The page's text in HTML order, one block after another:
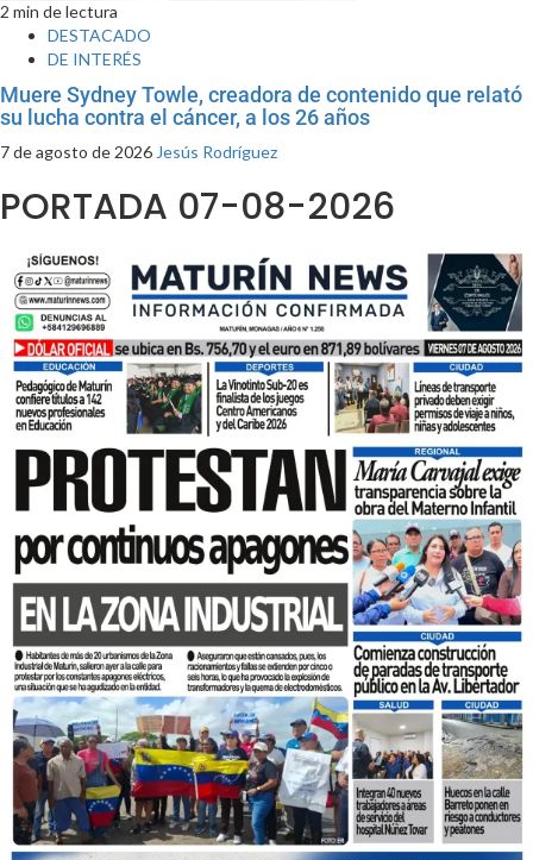
2 min de lectura
DESTACADO
DE INTERÉS
Muere Sydney Towle, creadora de contenido que relató
su lucha contra el cáncer, a los 26 años
7 de agosto de 2026 Jesús Rodríguez
PORTADA 07-08-2026